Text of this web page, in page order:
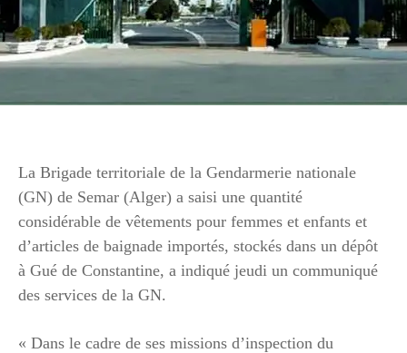
La Brigade territoriale de la Gendarmerie nationale
(GN) de Semar (Alger) a saisi une quantité
considérable de vêtements pour femmes et enfants et
d’articles de baignade importés, stockés dans un dépôt
à Gué de Constantine, a indiqué jeudi un communiqué
des services de la GN.
« Dans le cadre de ses missions d’inspection du